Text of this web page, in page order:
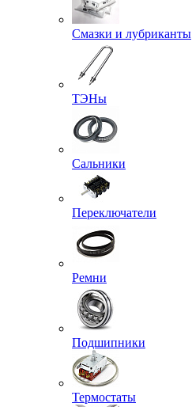
Смазки и лубриканты
ТЭНы
Сальники
Переключатели
Ремни
Подшипники
Термостаты